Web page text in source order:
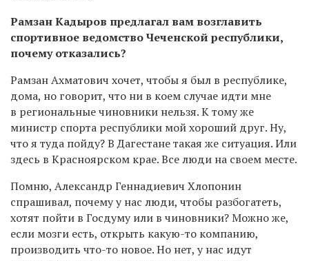
Рамзан Кадыров предлагал вам возглавить
спортивное ведомство Чеченской республики,
почему отказались?
Рамзан Ахматович хочет, чтобы я был в республике,
дома, но говорит, что ни в коем случае идти мне
в региональные чиновники нельзя. К тому же
министр спорта республики мой хороший друг. Ну,
что я туда пойду? В Дагестане такая же ситуация. Или
здесь в Красноярском крае. Все люди на своем месте.
Помню, Александр Геннадиевич Хлопонин
спрашивал, почему у нас люди, чтобы разбогатеть,
хотят пойти в Госдуму или в чиновники? Можно же,
если мозги есть, открыть какую-то компанию,
производить что-то новое. Но нет, у нас идут